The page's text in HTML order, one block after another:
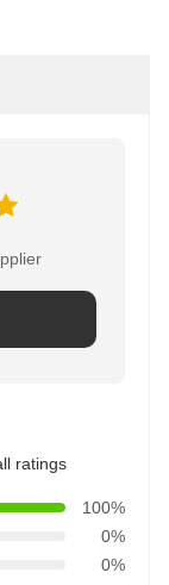
ratings
100%
0%
0%